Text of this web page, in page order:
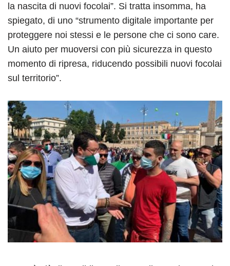
la nascita di nuovi focolai”. Si tratta insomma, ha
spiegato, di uno “strumento digitale importante per
proteggere noi stessi e le persone che ci sono care.
Un aiuto per muoversi con più sicurezza in questo
momento di ripresa, riducendo possibili nuovi focolai
sul territorio”.